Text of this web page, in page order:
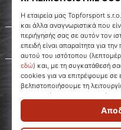
Σχετικά μ' εμάς
Εξυπηρέτηση πελατών